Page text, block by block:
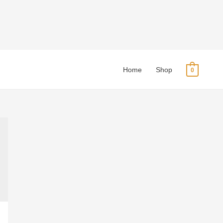
Home Shop 0